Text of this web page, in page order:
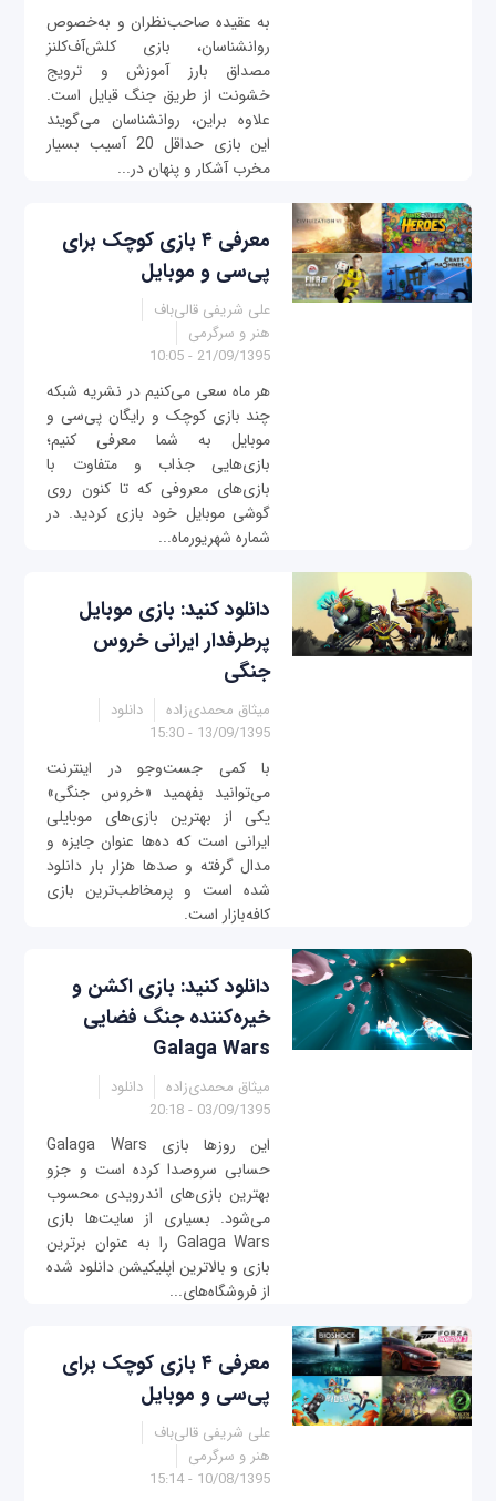
به عقیده صاحب‌نظران و به‌خصوص
روانشناسان، بازی کلش‌آف‌کلنز
مصداق بارز آموزش و ترویج
خشونت از طریق جنگ قبایل است.
علاوه براین، روانشناسان می‌گویند
این بازی حداقل 20 آسیب بسیار
مخرب آشکار و پنهان در...
معرفی ۴ بازی کوچک برای
پی‌سی و موبایل
علی شریفی قالی‌باف
هنر و سرگرمی
21/09/1395 - 10:05
هر ماه سعی می‌کنیم در نشریه شبکه
چند بازی کوچک و رایگان پی‌سی و
موبایل به شما معرفی کنیم؛
بازی‌هایی جذاب و متفاوت با
بازی‌های معروفی که تا کنون روی
گوشی موبایل خود بازی کردید. در
شماره شهریورماه...
دانلود کنید: بازی موبایل
پرطرفدار ایرانی خروس
جنگی
میثاق محمدی‌زاده
دانلود
13/09/1395 - 15:30
با کمی جست‌وجو در اینترنت
می‌توانید بفهمید «خروس جنگی»
یکی از بهترین بازی‌های موبایلی
ایرانی است که ده‌ها عنوان جایزه و
مدال گرفته و صدها هزار بار دانلود
شده است و پرمخاطب‌ترین بازی
کافه‌بازار است.
دانلود کنید: بازی اکشن و
خیره‌کننده جنگ فضایی
Galaga Wars
میثاق محمدی‌زاده
دانلود
03/09/1395 - 20:18
این روزها بازی Galaga Wars
حسابی سروصدا کرده است و جزو
بهترین بازی‌های اندرویدی محسوب
می‌شود. بسیاری از سایت‌ها بازی
Galaga Wars را به عنوان برترین
بازی و بالاترین اپلیکیشن دانلود شده
از فروشگاه‌های...
معرفی ۴ بازی کوچک برای
پی‌سی و موبایل
علی شریفی قالی‌باف
هنر و سرگرمی
10/08/1395 - 15:14